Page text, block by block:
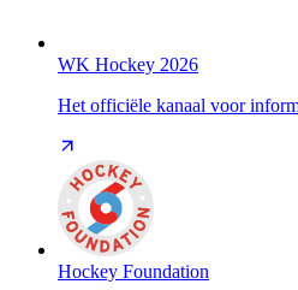
WK Hockey 2026
Het officiële kanaal voor
Hockey Foundation